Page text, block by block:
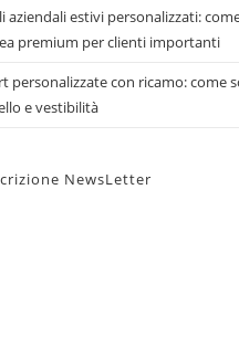
aziendali estivi personalizzati:
premium per clienti importanti
personalizzate con ricamo: come
e vestibilità
NewsLetter